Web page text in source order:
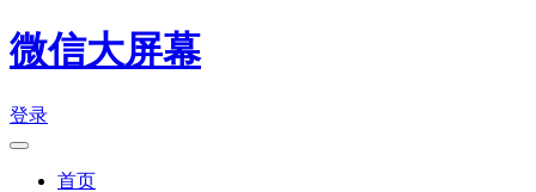
微信大屏幕
登录
首页